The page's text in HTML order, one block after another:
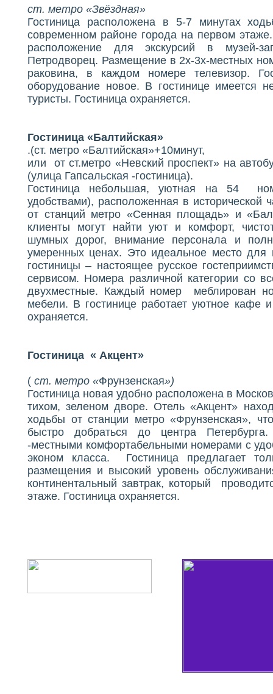
ст. метро «Звёздная»
Гостиница расположена в 5-7 минутах
современном районе города на первом
расположение для экскурсий в музей-
Петродворец. Размещение в 2х-3х-местных
раковина, в каждом номере телевизор.
оборудование новое. В гостинице имеется
туристы. Гостиница охраняется.
Гостиница «Балтийская»
.(ст. метро «Балтийская»+10минут,
или от ст.метро «Невский проспект» на
(улица Гапсальская -гостиница).
Гостиница небольшая, уютная на 54
удобствами), расположенная в исторической
от станций метро «Сенная площадь» и
клиенты могут найти уют и комфорт,
шумных дорог, внимание персонала и
умеренных ценах. Это идеальное место для
гостиницы – настоящее русское
сервисом. Номера различной категории со
двухместные. Каждый номер меблирован
мебели. В гостинице работает уютное кафе
охраняется.
Гостиница « Акцент»
( ст. метро «Фрунзенская»)
Гостиница новая удобно расположена в
тихом, зеленом дворе. Отель «Акцент»
ходьбы от станции метро «Фрунзенская»,
быстро добраться до центра Петербурга.
-местными комфортабельными номерами с
эконом класса. Гостиница предлагает
размещения и высокий уровень
континентальный завтрак, который
этаже. Гостиница охраняется.